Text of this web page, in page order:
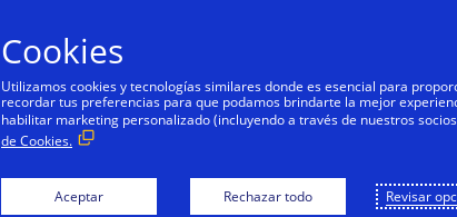
Personas
Cookies
Utilizamos cookies y tecnologías similares donde es esencial para
recordar tus preferencias para que podamos brindarte la mejor
habilitar marketing personalizado (incluyendo a través de nuestros
de Cookies.
Aceptar Rechazar todo Revisar